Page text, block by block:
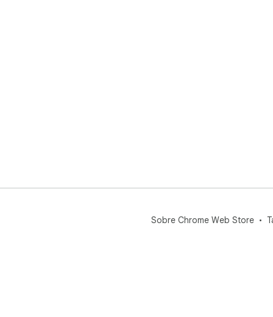
Sobre Chrome Web Store